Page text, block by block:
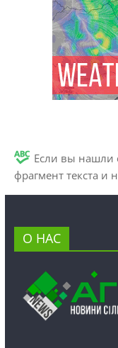
Если вы нашли
фрагмент текста и
О НАС